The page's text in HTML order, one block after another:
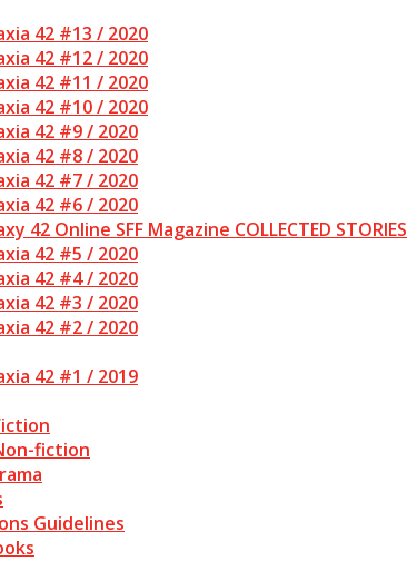
42 #13 / 2020
42 #12 / 2020
42 #11 / 2020
42 #10 / 2020
42 #9 / 2020
42 #8 / 2020
42 #7 / 2020
42 #6 / 2020
42 Online SFF Magazine COLLECTED STORIES
42 #5 / 2020
42 #4 / 2020
42 #3 / 2020
42 #2 / 2020
42 #1 / 2019
fiction
Guidelines